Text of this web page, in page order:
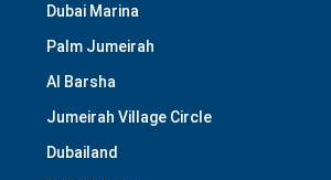
Dubai Marina
Palm Jumeirah
Al Barsha
Jumeirah Village Circle
Dubailand